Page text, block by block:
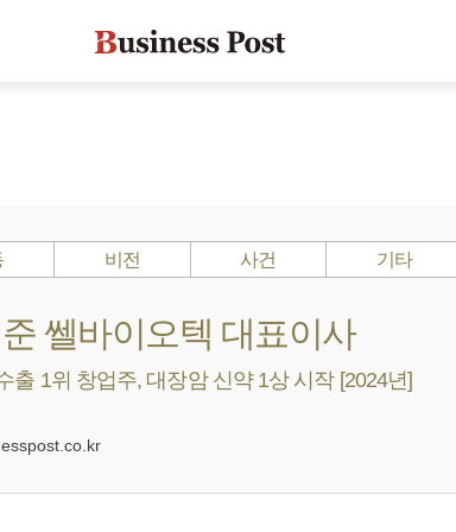
비전 사건 기타
쎌바이오텍 대표이사
출 1위 창업주, 대장암 신약 1상 시작 [2024년]